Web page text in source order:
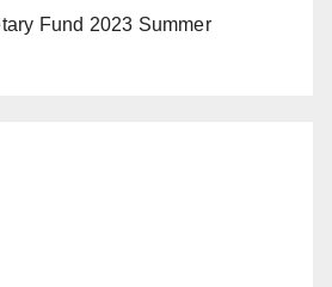
Fund 2023 Summer